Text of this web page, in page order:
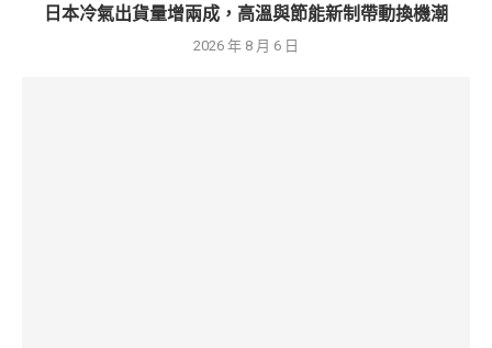
日本冷氣出貨量增兩成，高溫與節能新制帶動換機潮
2026 年 8 月 6 日